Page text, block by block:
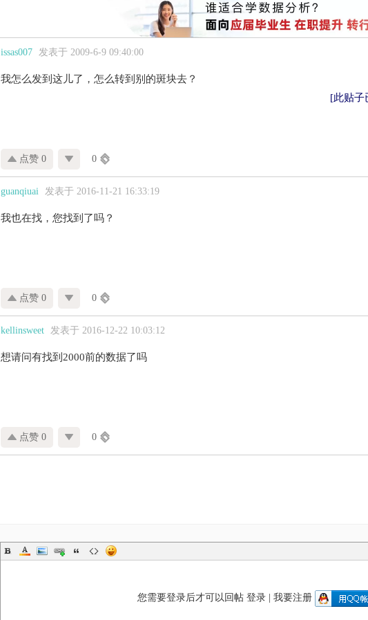
issas007 发表于 2009-6-9 09:40:00
我怎么发到这儿了，怎么转到别的斑块去？
[此贴子
点赞 0 0
guanqiuai 发表于 2016-11-21 16:33:19
我也在找，您找到了吗？
点赞 0 0
kellinsweet 发表于 2016-12-22 10:03:12
想请问有找到2000前的数据了吗
点赞 0 0
您需要登录后才可以回帖 登录| 我要注册